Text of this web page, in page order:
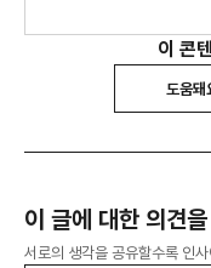
이 콘
도움돼
이 글에 대한 의견
서로의 생각을 공유할수록 인